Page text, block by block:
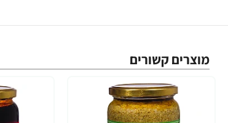
מוצרים קשורים